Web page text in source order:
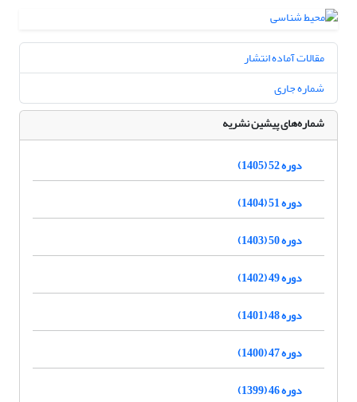
مقالات آماده انتشار
شماره جاری
شماره‌های پیشین نشریه
دوره 52 (1405)
دوره 51 (1404)
دوره 50 (1403)
دوره 49 (1402)
دوره 48 (1401)
دوره 47 (1400)
دوره 46 (1399)